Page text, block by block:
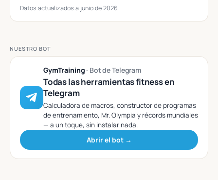
Datos actualizados a junio de 2026
NUESTRO BOT
GymTraining · Bot de Telegram
Todas las herramientas fitness en
Telegram
Calculadora de macros, constructor de programas
de entrenamiento, Mr. Olympia y récords mundiales
— a un toque, sin instalar nada.
Abrir el bot →